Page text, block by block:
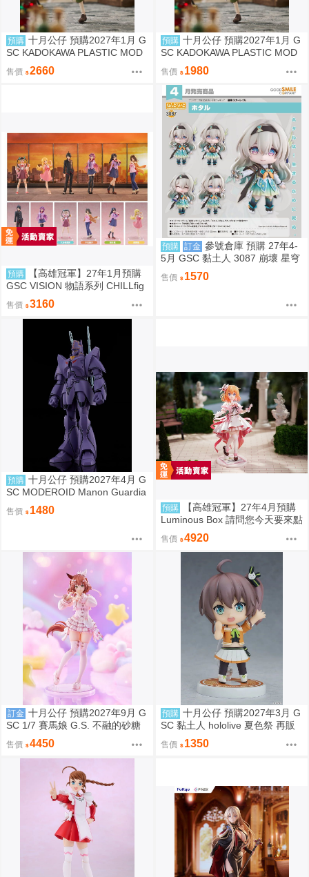
預購 十月公仔 預購2027年1月 G
SC KADOKAWA PLASTIC MOD
EL SERIES 狼與辛香料 赫蘿 DX
Ver 組裝模型 0907
售價 2660
預購 十月公仔 預購2027年1月 G
SC KADOKAWA PLASTIC MOD
EL SERIES 狼與辛香料 赫蘿 組
裝模型 0907
售價 1980
預購
【高雄冠軍】27年1月預購
GSC VISION 物語系列 CHILLfig
g 化物語 中盒6入販售 免訂金092
8
售價 3160
預購 訂金 參號倉庫 預購 27年4-
5月 GSC 黏土人 3087 崩壞 星穹
鐵道 流螢 9/6 超取免訂
售價 1570
預購 十月公仔 預購2027年4月 G
SC MODEROID Manon Guardia
n 組裝模型 0907
售價 1480 預購
【高雄冠軍】27年4月預購
Luminous Box 請問您今天要來點
兔子嗎？ 心愛 禮服Ver 1/7 免訂
金0907
售價 4920
訂金 十月公仔 預購2027年9月 G
SC 1/7 賽馬娘 G.S. 不融的砂糖
點心 奧斯頓真弓 0907
售價 4450
預購 十月公仔 預購2027年3月 G
SC 黏土人 hololive 夏色祭 再販
0907
售價 1350